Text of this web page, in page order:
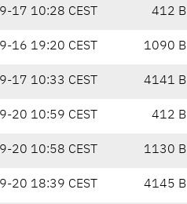
17 10:28 CEST 412 B
16 19:20 CEST 1090 B
17 10:33 CEST 4141 B
20 10:59 CEST 412 B
20 10:58 CEST 1130 B
20 18:39 CEST 4145 B